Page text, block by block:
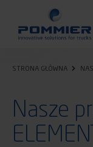
treści
STRONA GŁÓWNA
Nasze